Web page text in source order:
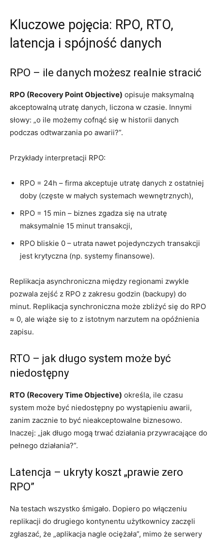
Kluczowe pojęcia: RPO, RTO,
latencja i spójność danych
RPO – ile danych możesz realnie stracić
RPO (Recovery Point Objective) opisuje maksymalną
akceptowalną utratę danych, liczona w czasie. Innymi
słowy: „o ile możemy cofnąć się w historii danych
podczas odtwarzania po awarii?”.
Przykłady interpretacji RPO:
RPO = 24h – firma akceptuje utratę danych z ostatniej
doby (częste w małych systemach wewnętrznych),
RPO = 15 min – biznes zgadza się na utratę
maksymalnie 15 minut transakcji,
RPO bliskie 0 – utrata nawet pojedynczych transakcji
jest krytyczna (np. systemy finansowe).
Replikacja asynchroniczna między regionami zwykle
pozwala zejść z RPO z zakresu godzin (backupy) do
minut. Replikacja synchroniczna może zbliżyć się do RPO
≈ 0, ale wiąże się to z istotnym narzutem na opóźnienia
zapisu.
RTO – jak długo system może być
niedostępny
RTO (Recovery Time Objective) określa, ile czasu
system może być niedostępny po wystąpieniu awarii,
zanim zacznie to być nieakceptowalne biznesowo.
Inaczej: „jak długo mogą trwać działania przywracające do
pełnego działania?”.
Latencja – ukryty koszt „prawie zero
RPO”
Na testach wszystko śmigało. Dopiero po włączeniu
replikacji do drugiego kontynentu użytkownicy zaczęli
zgłaszać, że „aplikacja nagle ociężała”, mimo że serwery